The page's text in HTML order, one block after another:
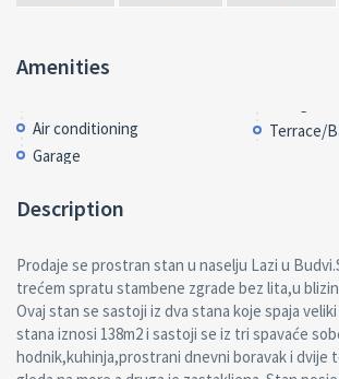
Amenities
Air conditioning
Garage
Terrace/
Description
Prodaje se prostran stan u naselju Lazi u
trećem spratu stambene zgrade bez lita,u
Ovaj stan se sastoji iz dva stana koje spaja
stana iznosi 138m2 i sastoji se iz tri spavaće
hodnik,kuhinja,prostrani dnevni boravak i dvije